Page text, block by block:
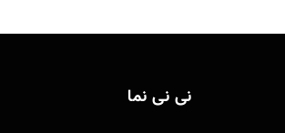
نی نی نما